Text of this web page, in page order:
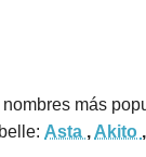
más
Asta , Akito ,